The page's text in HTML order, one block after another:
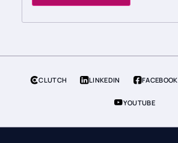
CLUTCH LINKEDIN FACEBOOK
YOUTUBE